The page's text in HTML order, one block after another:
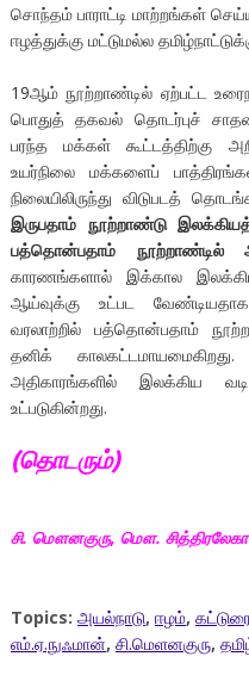
சொந்தம் பாராட்டி மாற்றங்கள்
ஈழத்துக்கு மட்டுமல்ல
19ஆம் நூற்றாண்டில் ஏற்பட்ட
பொதுத் தகவல் தொடர்புச்
பரந்த மக்கள் கூட்டத்திற்கு
உயர்நிலை மக்களைப்
நிலையிலிருந்து விடுபடத்
இருபதாம் நூற்றாண்டு
பத்தொன்பதாம் நூற்றாண்டில்
காரணங்களால் இக்கால
ஆய்வுக்கு உட்பட
வரலாற்றில் பத்தொன்பதாம்
தனிக்
அதிகாரங்களில் இலக்கிய
உட்படுகின்றது.
(தொடரும்)
சி. மௌனகுரு, மௌ. சித்திரலேகா
Topics: அயல்நாடு, ஈழம்,
எம்.ஏ.நுஃமான், சி.மெளனகுரு,